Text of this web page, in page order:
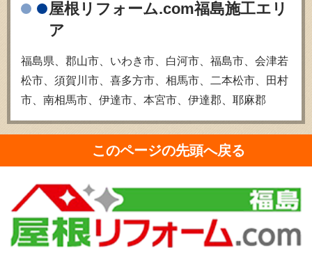
屋根リフォーム.com福島施工エリ
ア
福島県、郡山市、いわき市、白河市、福島市、会津若
松市、須賀川市、喜多方市、相馬市、二本松市、田村
市、南相馬市、伊達市、本宮市、伊達郡、耶麻郡
このページの先頭へ戻る